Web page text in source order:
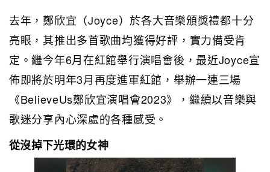
去年，鄭欣宜（Joyce）於各大音樂頒獎禮都十分
亮眼，其推出多首歌曲均獲得好評，實力備受肯
定。繼今年6月在紅館舉行演唱會後，最近Joyce宣
佈即將於明年3月再度進軍紅館，舉辦一連三場
《BelieveUs鄭欣宜演唱會2023》，繼續以音樂與
歌迷分享內心深處的各種感受。
從沒掉下光環的女神